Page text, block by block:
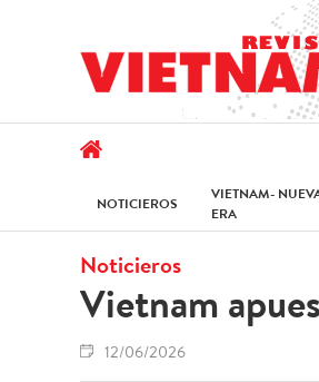
NOTICIEROS
VIETNAM-
ERA
Noticieros
Vietnam
12/06/2026